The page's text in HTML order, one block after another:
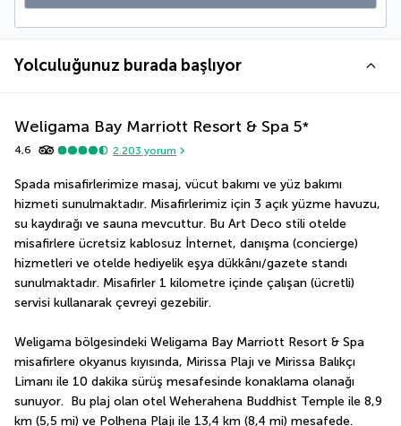
Yolculuğunuz burada başlıyor
Weligama Bay Marriott Resort & Spa 5*
4,6 2.203 yorum
Spada misafirlerimize masaj, vücut bakımı ve yüz bakımı
hizmeti sunulmaktadır. Misafirlerimiz için 3 açık yüzme havuzu,
su kaydırağı ve sauna mevcuttur. Bu Art Deco stili otelde
misafirlere ücretsiz kablosuz İnternet, danışma (concierge)
hizmetleri ve otelde hediyelik eşya dükkânı/gazete standı
sunulmaktadır. Misafirler 1 kilometre içinde çalışan (ücretli)
servisi kullanarak çevreyi gezebilir.
Weligama bölgesindeki Weligama Bay Marriott Resort & Spa
misafirlere okyanus kıyısında, Mirissa Plajı ve Mirissa Balıkçı
Limanı ile 10 dakika sürüş mesafesinde konaklama olanağı
sunuyor.  Bu plaj olan otel Weherahena Buddhist Temple ile 8,9
km (5,5 mi) ve Polhena Plajı ile 13,4 km (8,4 mi) mesafede.